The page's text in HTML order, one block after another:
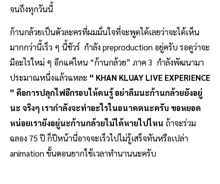
จนถึงทุกวันนี้
ก้านกล้วยเป็นตัวละครที่ผมมั่นใจที่จะพูดได้เลยว่าจะได้เห็น
มากกว่านี้เร็ว ๆ นี้ชัวร์ กำลัง preproduction อยู่ครับ รอดูว่าจะ
มีอะไรใหม่ ๆ อีกแค่ไหน “ก้านกล้วย” ภาค 3 กำลังพัฒนามา
ประมาณหนึ่งแล้วแหละ “ KHAN KLUAY LIVE EXPERIENCE
” คือการปลุกไฟอีกรอบให้คนรู้ อย่าลืมนะก้านกล้วยยังอยู่
นะ จริงๆ เรากำลังจะทำอะไรในอนาคตนะครับ ขอหยอด
หน่อยเรายังอยู่นะก้านกล้วยไม่ได้หายไปไหน ถ้าจะร่วม
ฉลอง 75 ปี ก็ปีหน้านี่อาจจะเร็วไปไม่รู้เสร็จทันหรือเปล่า
animation ขั้นตอนยากใช้เวลาทำนานนะครับ